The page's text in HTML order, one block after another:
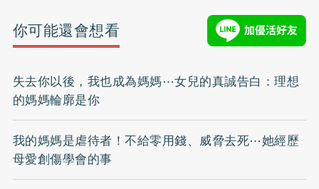
你可能還會想看
失去你以後，我也成為媽媽⋯女兒的真誠告白：理想
的媽媽輪廓是你
我的媽媽是虐待者！不給零用錢、威脅去死⋯她經歷
母愛創傷學會的事